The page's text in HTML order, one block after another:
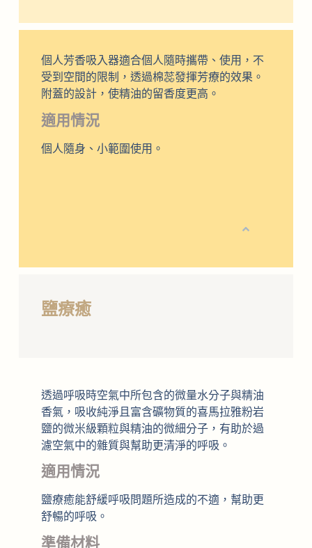
個人芳香吸入器適合個人隨時攜帶、使用，不
受到空間的限制，透過棉蕊發揮芳療的效果。
附蓋的設計，使精油的留香度更高。
適用情況
個人隨身、小範圍使用。
鹽療癒
透過呼吸時空氣中所包含的微量水分子與精油
香氣，吸收純淨且富含礦物質的喜馬拉雅粉岩
鹽的微米級顆粒與精油的微細分子，有助於過
濾空氣中的雜質與幫助更清淨的呼吸。
適用情況
鹽療癒能舒緩呼吸問題所造成的不適，幫助更
舒暢的呼吸。
準備材料